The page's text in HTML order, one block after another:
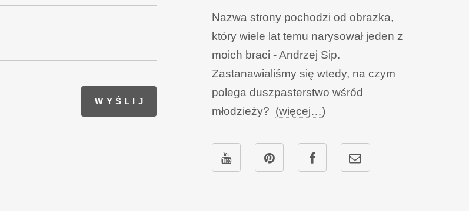
Nazwa strony pochodzi od obrazka,
który wiele lat temu narysował jeden z
moich braci - Andrzej Sip.
Zastanawialiśmy się wtedy, na czym
polega duszpasterstwo wśród
młodzieży? (więcej…)